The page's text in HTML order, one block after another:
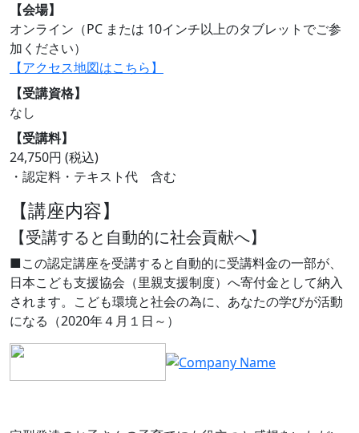
【会場】
オンライン（PC または 10インチ以上のタブレットでご参
加ください）
【アクセス地図はこちら】
【受講資格】
なし
【受講料】
24,750円 (税込)
・認定料・テキスト代 含む
【講座内容】
【受講すると自動的に社会貢献へ】
■この認定講座を受講すると自動的に受講料金の一部が、
日本こども支援協会（里親支援制度）へ寄付金として納入
されます。こども環境と社会の為に、あなたの学びが活動
になる（2020年４月１日～）